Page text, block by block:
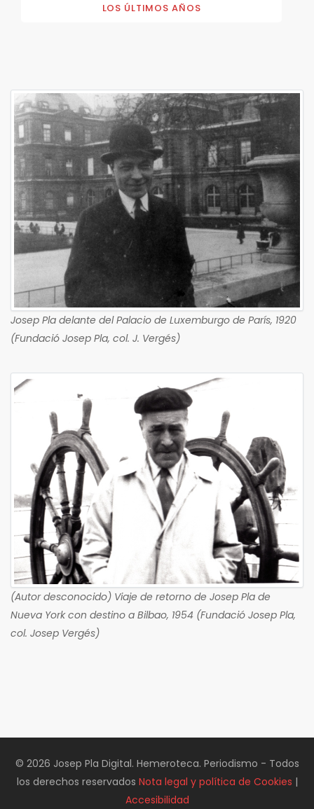
LOS ÚLTIMOS AÑOS
Josep Pla delante del Palacio de Luxemburgo de París, 1920
(Fundació Josep Pla, col. J. Vergés)
(Autor desconocido) Viaje de retorno de Josep Pla de
Nueva York con destino a Bilbao, 1954 (Fundació Josep Pla,
col. Josep Vergés)
© 2026 Josep Pla Digital. Hemeroteca. Periodismo - Todos
los derechos reservados Nota legal y política de Cookies |
Accesibilidad